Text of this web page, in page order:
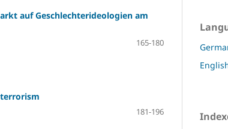
auf Geschlechterideologien am
165-180
181-196